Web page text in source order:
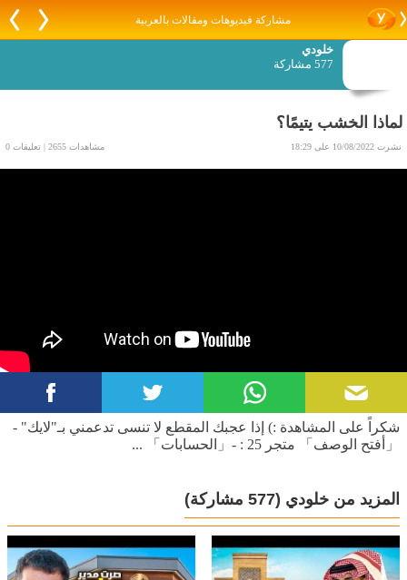
مشاركة فيديوهات ومقالات بالعربية
خلودي
577 مشاركة
لماذا الخشب يتيمًا؟
نشرت 10/08/2022 على 18:29 مشاهدات 2655 | تعليقات 0
شكراً على المشاهدة :) إذا عجبك المقطع لا تنسى تدعمني بـ"لايك" -
「أفتح الوصف」 متجر 25 : -「الحسابات」 ...
المزيد من خلودي (577 مشاركة)